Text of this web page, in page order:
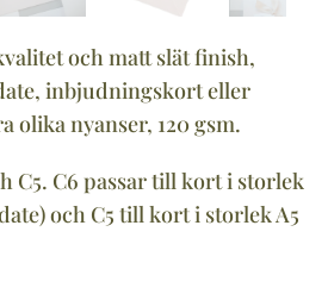
och matt slät finish,
inbjudningskort eller
olika nyanser, 120 gsm.
C5. C6 passar till kort i storlek
och C5 till kort i storlek A5